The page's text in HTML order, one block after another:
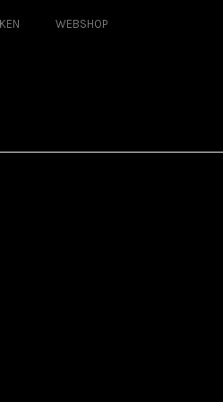
WEBSHOP